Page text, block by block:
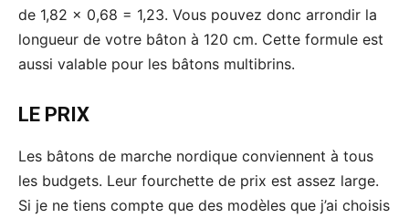
de 1,82 x 0,68 = 1,23. Vous pouvez donc arrondir la
longueur de votre bâton à 120 cm. Cette formule est
aussi valable pour les bâtons multibrins.
LE PRIX
Les bâtons de marche nordique conviennent à tous
les budgets. Leur fourchette de prix est assez large.
Si je ne tiens compte que des modèles que j’ai choisis